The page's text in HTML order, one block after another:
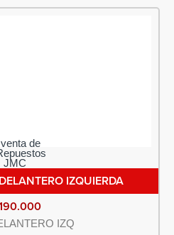
IZQUIERDA
IZQ